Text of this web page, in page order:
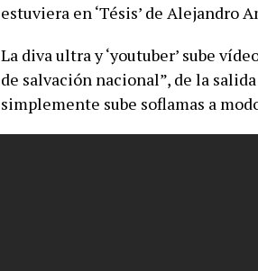
estuviera en ‘Tésis’ de Alejandro
La diva ultra y ‘youtuber’ sube
de salvación nacional”, de la
simplemente sube soflamas a